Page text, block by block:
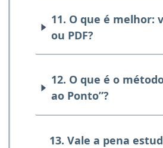
11. O que é melhor:
ou PDF?
12. O que é o
ao Ponto”?
13. Vale a pena